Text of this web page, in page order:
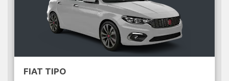
FIAT TIPO